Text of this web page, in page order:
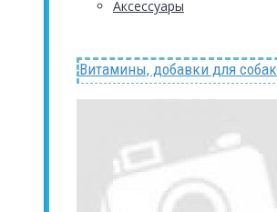
Аксессуары
Витамины, добавки для собак